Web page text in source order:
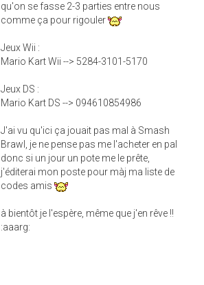
qu'on se fasse 2-3 parties entre nous
comme ça pour rigouler
Jeux Wii :
Mario Kart Wii --> 5284-3101-5170
Jeux DS :
Mario Kart DS --> 094610854986
J'ai vu qu'ici ça jouait pas mal à Smash
Brawl, je ne pense pas me l'acheter en pal
donc si un jour un pote me le prête,
j'éditerai mon poste pour màj ma liste de
codes amis
à bientôt je l'espère, même que j'en rêve !!
:aaarg: